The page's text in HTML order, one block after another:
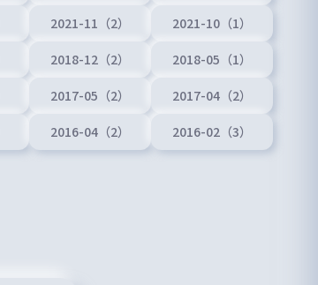
2021-11（2） 2021-10（1）
2018-12（2） 2018-05（1）
2017-05（2） 2017-04（2）
2016-04（2） 2016-02（3）